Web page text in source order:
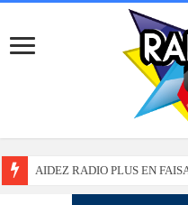
AIDEZ RADIO PLUS EN